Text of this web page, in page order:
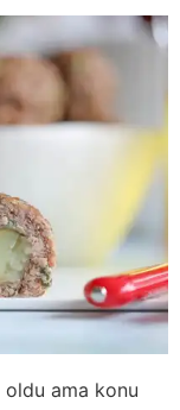
oldu ama konu